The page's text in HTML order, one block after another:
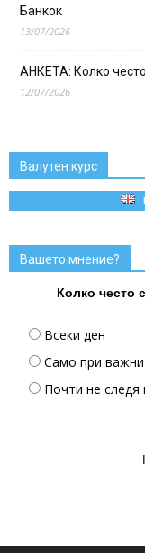
Банкок
13/07/2026
АНКЕТА: Колко
12/07/2026
Валутен курс
Вашето мнение?
Колко често
Всеки ден
Само при
Почти не следя